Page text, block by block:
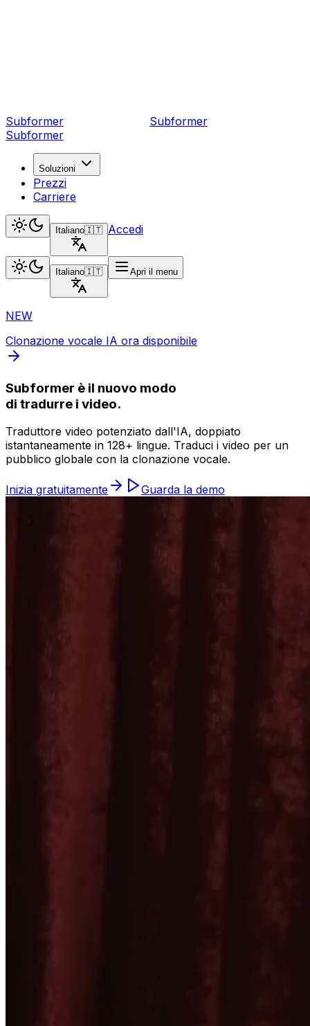
Subformer Subformer
Subformer
Soluzioni
Prezzi
Carriere
Italiano🇮🇹 Accedi
Italiano🇮🇹 Apri il menu
NEW
Clonazione vocale IA ora disponibile
Subformer è il nuovo modo
di tradurre i video.
Traduttore video potenziato dall'IA, doppiato
istantaneamente in 128+ lingue. Traduci i video per un
pubblico globale con la clonazione vocale.
Inizia gratuitamente Guarda la demo